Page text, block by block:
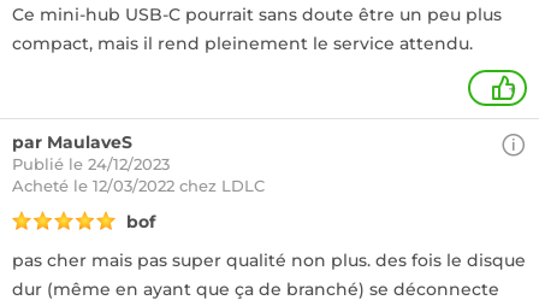
Ce mini-hub USB-C pourrait sans doute être un peu plus
compact, mais il rend pleinement le service attendu.
+
par MaulaveS
Publié le 24/12/2023
Acheté le 12/03/2022 chez LDLC
bof
pas cher mais pas super qualité non plus. des fois le disque
dur (même en ayant que ça de branché) se déconnecte